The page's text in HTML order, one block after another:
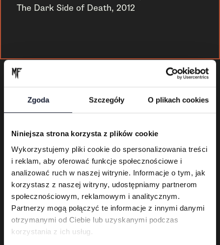
Zgoda Szczegóły O plikach cookies
Niniejsza strona korzysta z plików cookie
Wykorzystujemy pliki cookie do spersonalizowania treści
i reklam, aby oferować funkcje społecznościowe i
analizować ruch w naszej witrynie. Informacje o tym, jak
korzystasz z naszej witryny, udostępniamy partnerom
społecznościowym, reklamowym i analitycznym.
Partnerzy mogą połączyć te informacje z innymi danymi
otrzymanymi od Ciebie lub uzyskanymi podczas
korzystania z ich usług.
The Dark Side of Death, 2012
Tego dnia
zagrają
Warm
Up